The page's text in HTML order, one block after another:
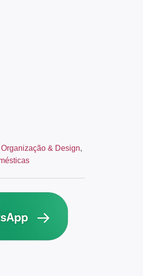
Organização & Design,